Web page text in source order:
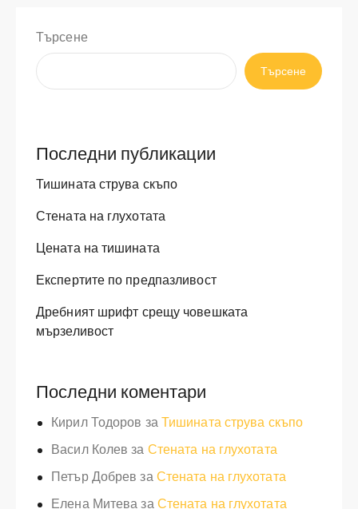
Търсене
Търсене
Последни публикации
Тишината струва скъпо
Стената на глухотата
Цената на тишината
Експертите по предпазливост
Дребният шрифт срещу човешката
мързеливост
Последни коментари
Кирил Тодоров заТишината струва скъпо
Васил Колев за Стената на глухотата
Петър Добрев заСтената на глухотата
Елена МитевазаСтената на глухотата